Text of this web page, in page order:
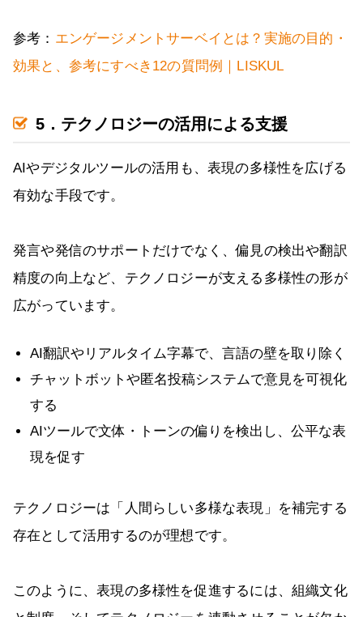
参考： エンゲージメントサーベイとは？実施の目的・
効果と、参考にすべき12の質問例｜LISKUL
5．テクノロジーの活用による支援
AIやデジタルツールの活用も、表現の多様性を広げる
有効な手段です。
発言や発信のサポートだけでなく、偏見の検出や翻訳
精度の向上など、テクノロジーが支える多様性の形が
広がっています。
AI翻訳やリアルタイム字幕で、言語の壁を取り除く
チャットボットや匿名投稿システムで意見を可視化
する
AIツールで文体・トーンの偏りを検出し、公平な表
現を促す
テクノロジーは「人間らしい多様な表現」を補完する
存在として活用するのが理想です。
このように、表現の多様性を促進するには、組織文化